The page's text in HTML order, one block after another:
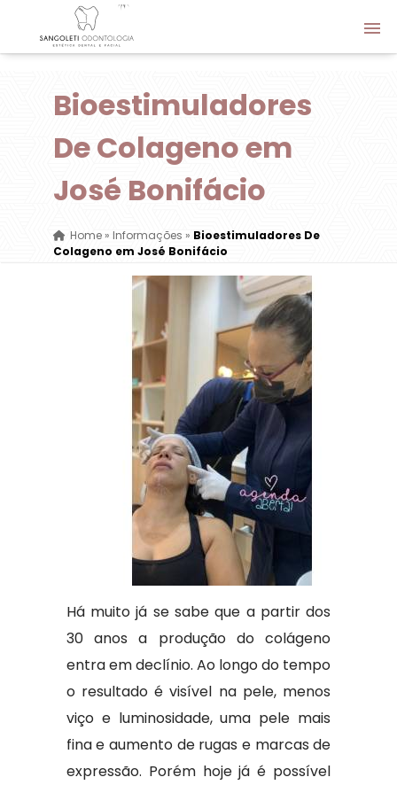
Bioestimuladores
De Colageno em
José Bonifácio
Home» Informações » Bioestimuladores De
Colageno em José Bonifácio
Há muito já se sabe que a partir dos
30 anos a produção do colágeno
entra em declínio. Ao longo do tempo
o resultado é visível na pele, menos
viço e luminosidade, uma pele mais
fina e aumento de rugas e marcas de
expressão. Porém hoje já é possível